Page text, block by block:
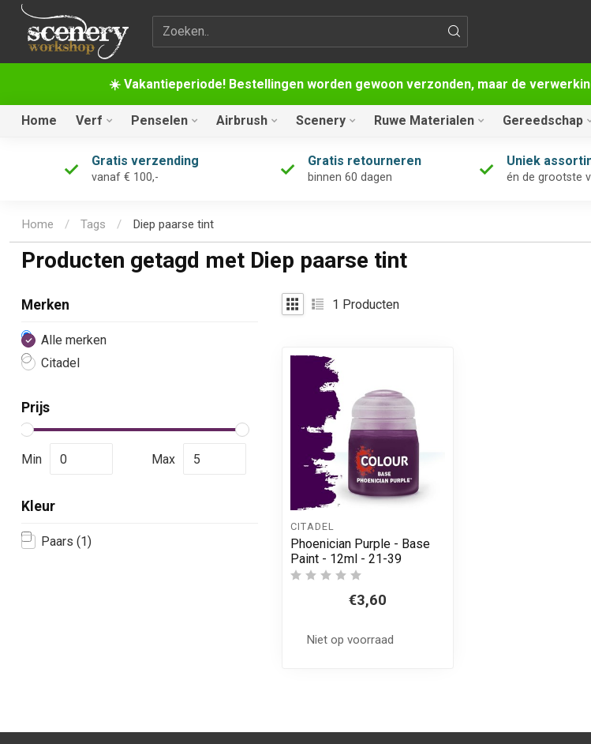
☀️ Vakantieperiode! Bestellingen worden gewoon verzonden, maar de
Zoekterm
Home Verf Penselen Airbrush Scenery Ruwe Materialen Gereedschap
Gratis verzending
vanaf € 100,-
Gratis retourneren
binnen 60 dagen
Uniek
én de grootste
Home / Tags / Diep paarse tint
Producten getagd met Diep paarse tint
Merken
Alle merken
Citadel
Kleur
Paars (1)
Prijs
Min Max
1 Producten
CITADEL
Phoenician Purple - Base
Paint - 12ml - 21-39
€3,60
Niet op voorraad